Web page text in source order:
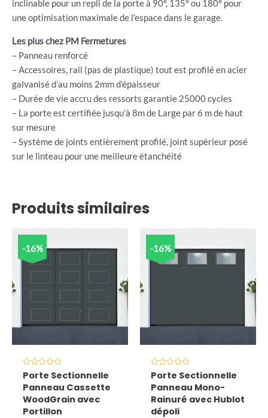
inclinable pour un repli de la porte à 90°, 135° ou 180° pour
une optimisation maximale de l’espace dans le garage.
Les plus chez PM Fermetures
– Panneau renforcé
– Accessoires, rail (pas de plastique) tout est profilé en acier
galvanisé d’au moins 2mm d’épaisseur
– Durée de vie accru des ressorts garantie 25000 cycles
– La porte est certifiée jusqu’à 8m de Large par 6 m de haut
sur mesure
– Système de joints entièrement profilé, joint supérieur posé
sur le linteau pour une meilleure étanchéité
Produits similaires
-16%
Note
0
sur
Porte Sectionnelle
Panneau Cassette
WoodGrain avec
Portillon
-16%
Note
0
sur
Porte Sectionnelle
Panneau Mono-
Rainuré avec Hublot
dépoli